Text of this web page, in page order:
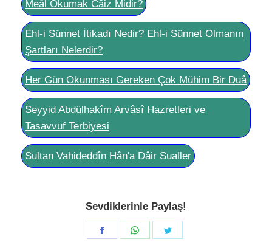
Meâl Okumak Câiz Midir?
Ehl-i Sünnet İtikadı Nedir? Ehl-i Sünnet Olmanın
Şartları Nelerdir?
Her Gün Okunması Gereken Çok Mühim Bir Duâ
Seyyid Abdülhakîm Arvâsî Hazretleri ve
Tasavvuf Terbiyesi
Sultan Vahideddîn Hân'a Dâir Sualler
Sevdiklerinle Paylaş!
Share
Share